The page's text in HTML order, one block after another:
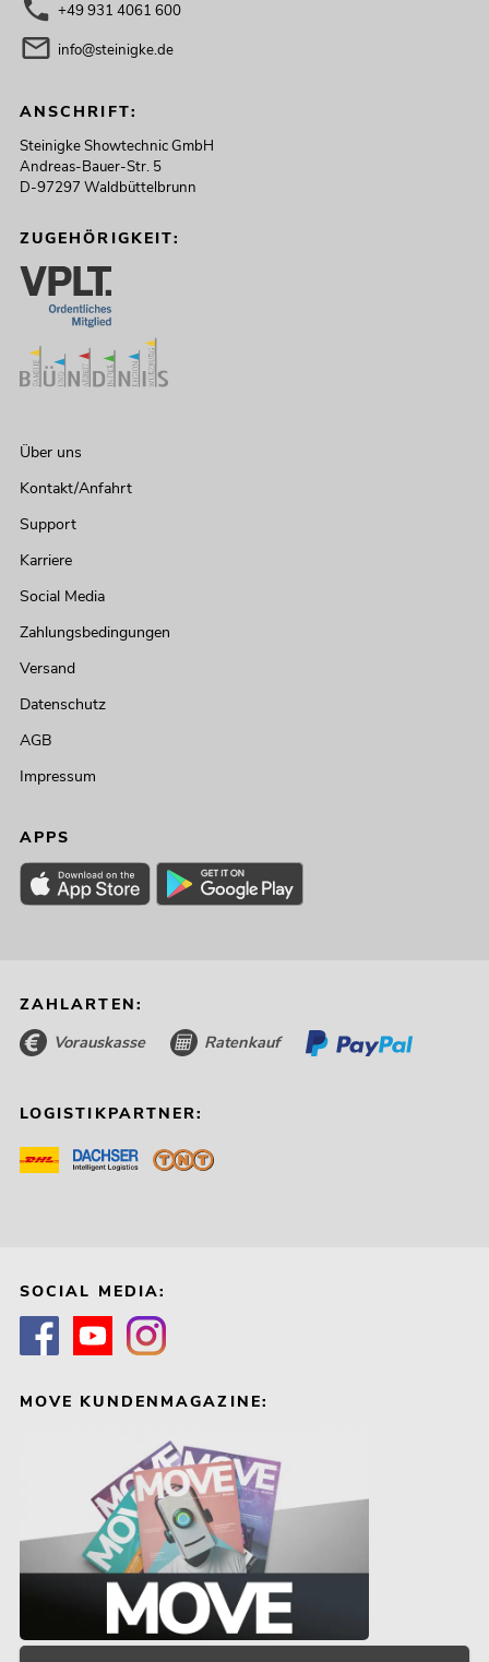
+49 931 4061 600
info@steinigke.de
ANSCHRIFT:
Steinigke Showtechnic GmbH
Andreas-Bauer-Str. 5
D-97297 Waldbüttelbrunn
ZUGEHÖRIGKEIT:
Über uns
Kontakt/Anfahrt
Support
Karriere
Social Media
Zahlungsbedingungen
Versand
Datenschutz
AGB
Impressum
APPS
ZAHLARTEN:
Vorauskasse Ratenkauf
LOGISTIKPARTNER:
SOCIAL MEDIA:
MOVE KUNDENMAGAZINE: